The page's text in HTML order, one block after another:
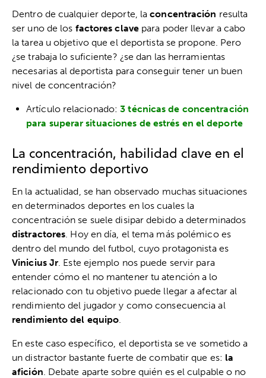
Dentro de cualquier deporte, laconcentración resulta
ser uno de los factores clavepara poder llevar a cabo
la tarea u objetivo que el deportista se propone. Pero
¿se trabaja lo suficiente? ¿se dan las herramientas
necesarias al deportista para conseguir tener un buen
nivel de concentración?
Artículo relacionado:3 técnicas de concentración
para superar situaciones de estrés en el deporte
La concentración, habilidad clave en el
rendimiento deportivo
En la actualidad, se han observado muchas situaciones
en determinados deportes en los cuales la
concentración se suele disipar debido a determinados
distractores. Hoy en día, el tema más polémico es
dentro del mundo del futbol, cuyo protagonista es
Vinicius Jr. Este ejemplo nos puede servir para
entender cómo el no mantener tu atención a lo
relacionado con tu objetivo puede llegar a afectar al
rendimiento del jugador y como consecuencia al
rendimiento del equipo.
En este caso específico, el deportista se ve sometido a
un distractor bastante fuerte de combatir que es: la
afición. Debate aparte sobre quién es el culpable o no